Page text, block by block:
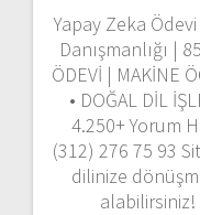
Yapay Zeka
Danışmanlığı |
ÖDEVİ | MAKİNE
• DOĞAL DİL
4.250+ Yorum
(312) 276 75 93
dilinize
alabilirsiniz!